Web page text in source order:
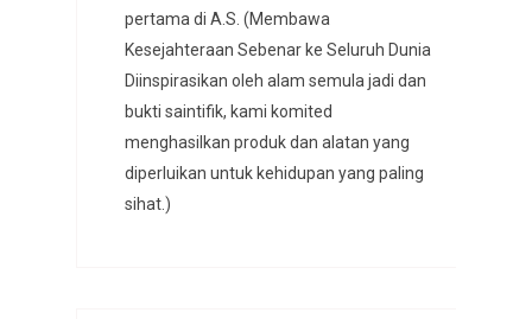
pertama di A.S. (Membawa
Kesejahteraan Sebenar ke Seluruh Dunia
Diinspirasikan oleh alam semula jadi dan
bukti saintifik, kami komited
menghasilkan produk dan alatan yang
diperluikan untuk kehidupan yang paling
sihat.)